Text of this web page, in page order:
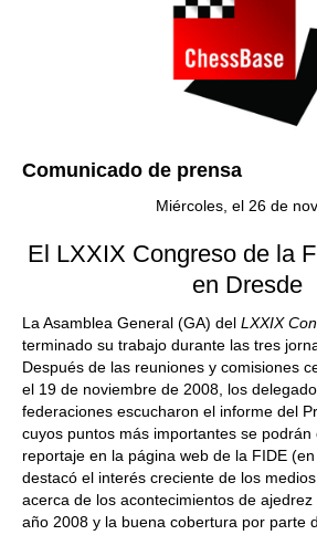
Comunicado de prensa
Miércoles, el 26 de
El LXXIX Congreso de la
en Dresde
La Asamblea General (GA) del LXXIX
terminado su trabajo durante las tres
Después de las reuniones y comisiones
el 19 de noviembre de 2008, los
federaciones escucharon el informe del
cuyos puntos más importantes se
reportaje en la página web de la FIDE
destacó el interés creciente de los
acerca de los acontecimientos de
año 2008 y la buena cobertura por parte